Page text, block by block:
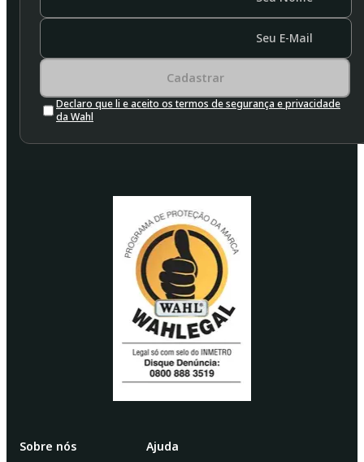
Seu E-Mail
Cadastrar
Declaro que li e aceito os termos de segurança e privacidade
da Wahl
Sobre nós Ajuda